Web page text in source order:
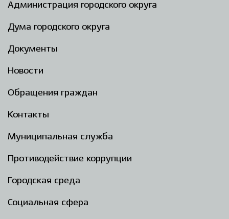
Администрация городского округа
Дума городского округа
Документы
Новости
Обращения граждан
Контакты
Муниципальная служба
Противодействие коррупции
Городская среда
Социальная сфера